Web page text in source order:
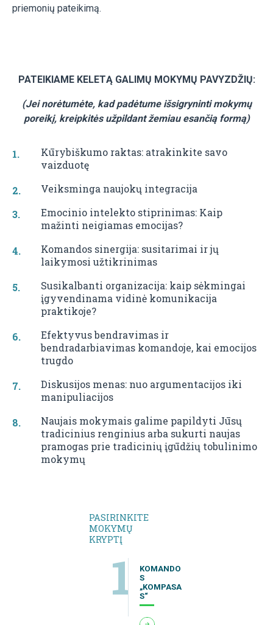
priemonių pateikimą.
PATEIKIAME KELETĄ GALIMŲ MOKYMŲ PAVYZDŽIŲ:
(Jei norėtumėte, kad padėtume išsigryninti mokymų
poreikį, kreipkitės užpildant žemiau esančią formą)
Kūrybiškumo raktas: atrakinkite savo
vaizduotę
Veiksminga naujokų integracija
Emocinio intelekto stiprinimas: Kaip
mažinti neigiamas emocijas?
Komandos sinergija: susitarimai ir jų
laikymosi užtikrinimas
Susikalbanti organizacija: kaip sėkmingai
įgyvendinama vidinė komunikacija
praktikoje?
Efektyvus bendravimas ir
bendradarbiavimas komandoje, kai emocijos
trugdo
Diskusijos menas: nuo argumentacijos iki
manipuliacijos
Naujais mokymais galime papildyti Jūsų
tradicinius renginius arba sukurti naujas
pramogas prie tradicinių įgūdžių tobulinimo
mokymų